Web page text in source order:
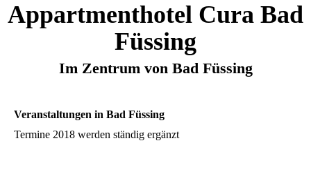
Appartmenthotel Cura Bad
Füssing
Im Zentrum von Bad Füssing
Veranstaltungen in Bad Füssing
Termine 2018 werden ständig ergänzt